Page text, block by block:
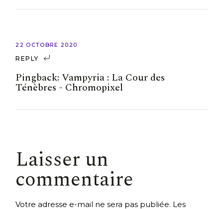
22 OCTOBRE 2020
REPLY
Pingback:Vampyria : La Cour des
Ténèbres - Chromopixel
Laisser un
commentaire
Votre adresse e-mail ne sera pas publiée. Les